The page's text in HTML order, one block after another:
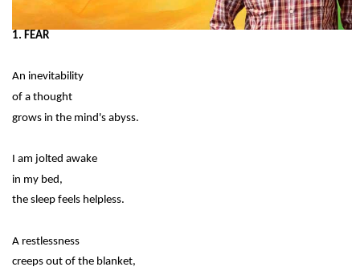
1. FEAR
An inevitability
of a thought
grows in the mind's abyss.
I am jolted awake
in my bed,
the sleep feels helpless.
A restlessness
creeps out of the blanket,